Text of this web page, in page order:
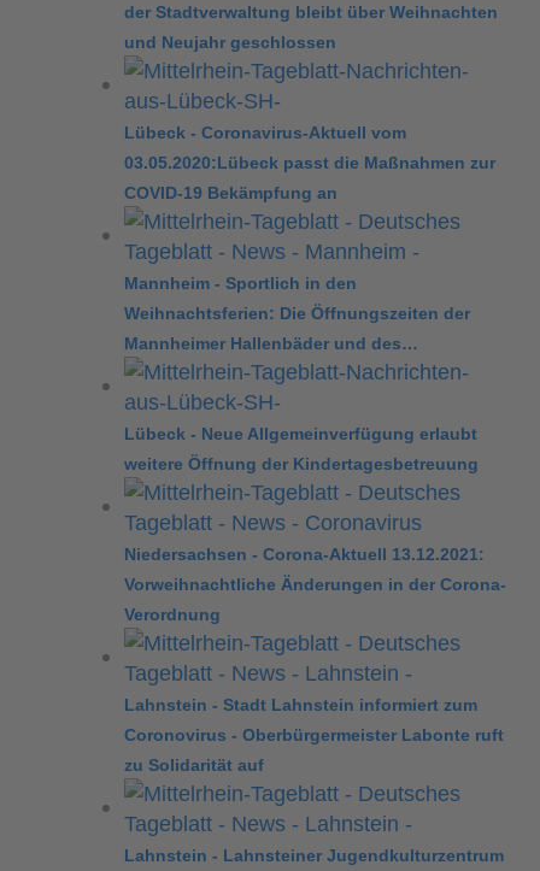
der Stadtverwaltung bleibt über Weihnachten
und Neujahr geschlossen
Lübeck - Coronavirus-Aktuell vom
03.05.2020:Lübeck passt die Maßnahmen zur
COVID-19 Bekämpfung an
Mannheim - Sportlich in den
Weihnachtsferien: Die Öffnungszeiten der
Mannheimer Hallenbäder und des…
Lübeck - Neue Allgemeinverfügung erlaubt
weitere Öffnung der Kindertagesbetreuung
Niedersachsen - Corona-Aktuell 13.12.2021:
Vorweihnachtliche Änderungen in der Corona-
Verordnung
Lahnstein - Stadt Lahnstein informiert zum
Coronovirus - Oberbürgermeister Labonte ruft
zu Solidarität auf
Lahnstein - Lahnsteiner Jugendkulturzentrum